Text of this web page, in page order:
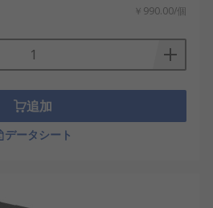
￥990.00/個
追加
データシート